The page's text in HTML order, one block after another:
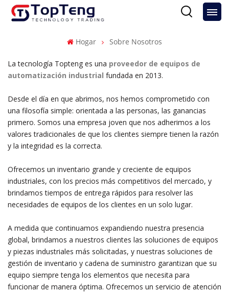
Hogar Sobre Nosotros
La tecnología Topteng es una proveedor de equipos de
automatización industrial fundada en 2013.
Desde el día en que abrimos, nos hemos comprometido con
una filosofía simple: orientada a las personas, las ganancias
primero. Somos una empresa joven que nos adherimos a los
valores tradicionales de que los clientes siempre tienen la razón
y la integridad es la correcta.
Ofrecemos un inventario grande y creciente de equipos
industriales, con los precios más competitivos del mercado, y
brindamos tiempos de entrega rápidos para resolver las
necesidades de equipos de los clientes en un solo lugar.
A medida que continuamos expandiendo nuestra presencia
global, brindamos a nuestros clientes las soluciones de equipos
y piezas industriales más solicitadas, y nuestras soluciones de
gestión de inventario y cadena de suministro garantizan que su
equipo siempre tenga los elementos que necesita para
funcionar de manera óptima. Ofrecemos un servicio de atención